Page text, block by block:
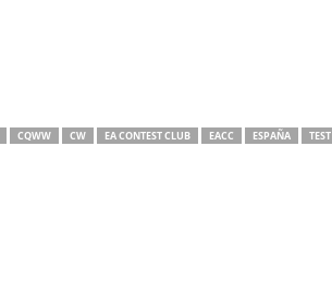
CQWW CW EA CONTEST CLUB EACC ESPAÑA TEST